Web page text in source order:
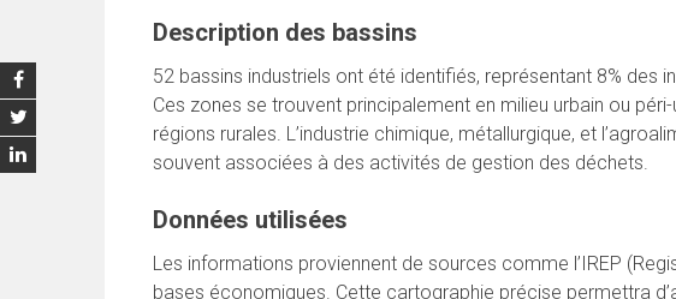
Description des bassins
52 bassins industriels ont été identifiés, représentant 8% des
Ces zones se trouvent principalement en milieu urbain ou
régions rurales. L’industrie chimique, métallurgique, et
souvent associées à des activités de gestion des déchets.
Données utilisées
Les informations proviennent de sources comme l’IREP
bases économiques. Cette cartographie précise permettra